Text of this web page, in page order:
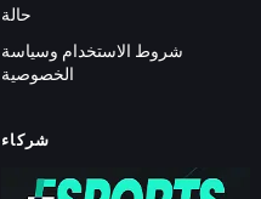
حالة
شروط الاستخدام وسياسة
الخصوصية
شركاء